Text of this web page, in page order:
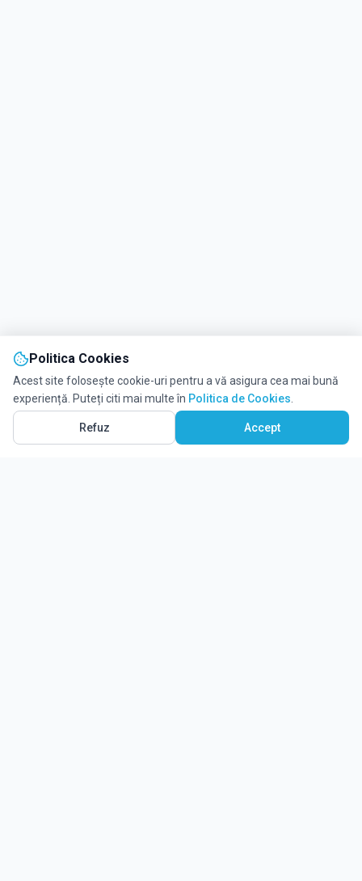
Politica Cookies
Acest site folosește cookie-uri pentru a vă asigura cea mai bună
experiență. Puteți citi mai multe în Politica de Cookies
Refuz Accept